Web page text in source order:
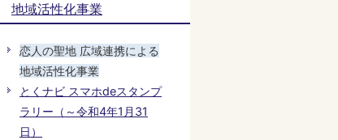
地域活性化事業
恋人の聖地 広域連携による
地域活性化事業
とくナビ スマホdeスタンプ
ラリー（～令和4年1月31
日）